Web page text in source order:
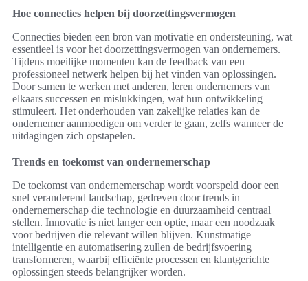
Hoe connecties helpen bij doorzettingsvermogen
Connecties bieden een bron van motivatie en ondersteuning, wat
essentieel is voor het doorzettingsvermogen van ondernemers.
Tijdens moeilijke momenten kan de feedback van een
professioneel netwerk helpen bij het vinden van oplossingen.
Door samen te werken met anderen, leren ondernemers van
elkaars successen en mislukkingen, wat hun ontwikkeling
stimuleert. Het onderhouden van zakelijke relaties kan de
ondernemer aanmoedigen om verder te gaan, zelfs wanneer de
uitdagingen zich opstapelen.
Trends en toekomst van ondernemerschap
De toekomst van ondernemerschap wordt voorspeld door een
snel veranderend landschap, gedreven door trends in
ondernemerschap die technologie en duurzaamheid centraal
stellen. Innovatie is niet langer een optie, maar een noodzaak
voor bedrijven die relevant willen blijven. Kunstmatige
intelligentie en automatisering zullen de bedrijfsvoering
transformeren, waarbij efficiënte processen en klantgerichte
oplossingen steeds belangrijker worden.